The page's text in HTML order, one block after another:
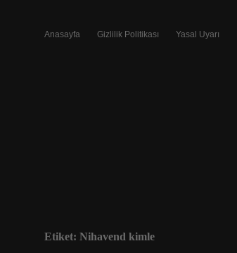
Anasayfa Gizlilik Politikası Yasal Uyarı
Etiket: Nihavend kimle